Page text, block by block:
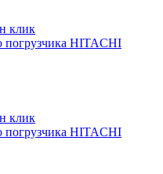
клик
погрузчика HITACHI
клик
погрузчика HITACHI